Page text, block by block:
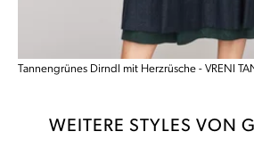
Tannengrünes Dirndl mit Herzrüsche - VRENI
WEITERE STYLES VON